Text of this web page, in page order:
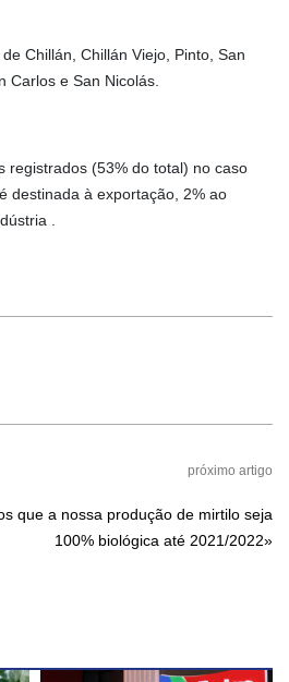
Chillán, Chillán Viejo, Pinto, San
Carlos e San Nicolás.
registrados (53% do total) no caso
destinada à exportação, 2% ao
.
próximo artigo
que a nossa produção de mirtilo seja
100% biológica até 2021/2022»